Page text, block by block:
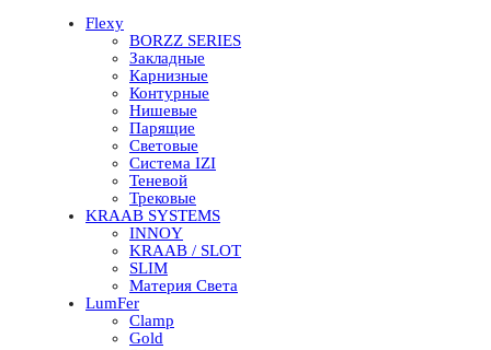
Flexy
BORZZ SERIES
Закладные
Карнизные
Контурные
Нишевые
Парящие
Световые
Система IZI
Теневой
Трековые
KRAAB SYSTEMS
INNOY
KRAAB / SLOT
SLIM
Материя Света
LumFer
Clamp
Gold